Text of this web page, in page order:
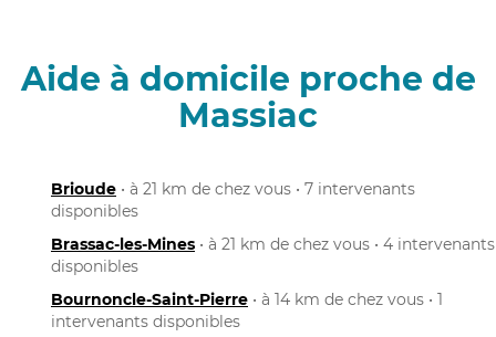
Aide à domicile proche de
Massiac
Brioude • à 21 km de chez vous • 7 intervenants
disponibles
Brassac-les-Mines • à 21 km de chez vous • 4 intervenants
disponibles
Bournoncle-Saint-Pierre • à 14 km de chez vous • 1
intervenants disponibles